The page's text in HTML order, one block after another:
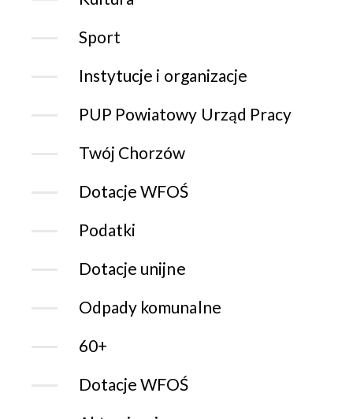
Sport
Instytucje i organizacje
PUP Powiatowy Urząd Pracy
Twój Chorzów
Dotacje WFOŚ
Podatki
Dotacje unijne
Odpady komunalne
60+
Dotacje WFOŚ